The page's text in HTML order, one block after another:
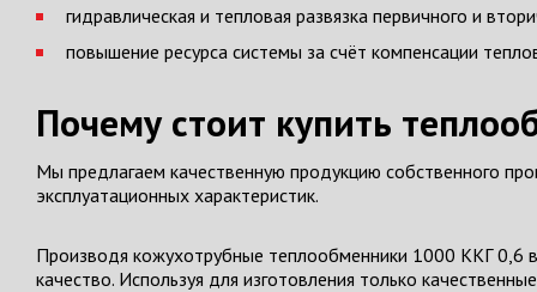
гидравлическая и тепловая развязка первичного и
повышение ресурса системы за счёт компенсации
Почему стоит купить
Мы предлагаем качественную продукцию собственного
эксплуатационных характеристик.
Производя кожухотрубные теплообменники 1000 ККГ 0,6
качество. Используя для изготовления только